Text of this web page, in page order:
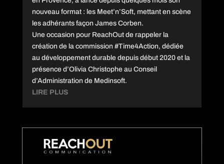
nouveau format : les Meet’n’Soft, mettant en scène
les adhérants façon James Corben.
Une occasion pour ReachOut de rappeler la
création de la commission #Time4Action, dédiée
au développement durable depuis début 2020 et la
présence d’Olivia Christophe au Conseil
d’Administration de Medinsoft.
LIRE PLUS